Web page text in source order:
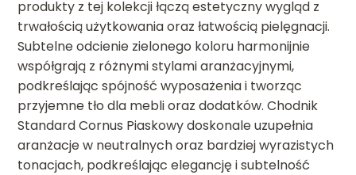
produkty z tej kolekcji łączą estetyczny wygląd z
trwałością użytkowania oraz łatwością pielęgnacji.
Subtelne odcienie zielonego koloru harmonijnie
współgrają z różnymi stylami aranżacyjnymi,
podkreślając spójność wyposażenia i tworząc
przyjemne tło dla mebli oraz dodatków. Chodnik
Standard Cornus Piaskowy doskonale uzupełnia
aranżacje w neutralnych oraz bardziej wyrazistych
tonacjach, podkreślając elegancję i subtelność